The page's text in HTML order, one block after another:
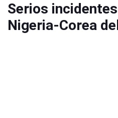
Serios
Nigeria-Corea